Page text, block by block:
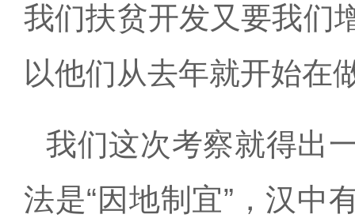
我们扶贫开发又要我们
以他们从去年就开始在
我们这次考察就得出
法是“因地制宜”，汉中